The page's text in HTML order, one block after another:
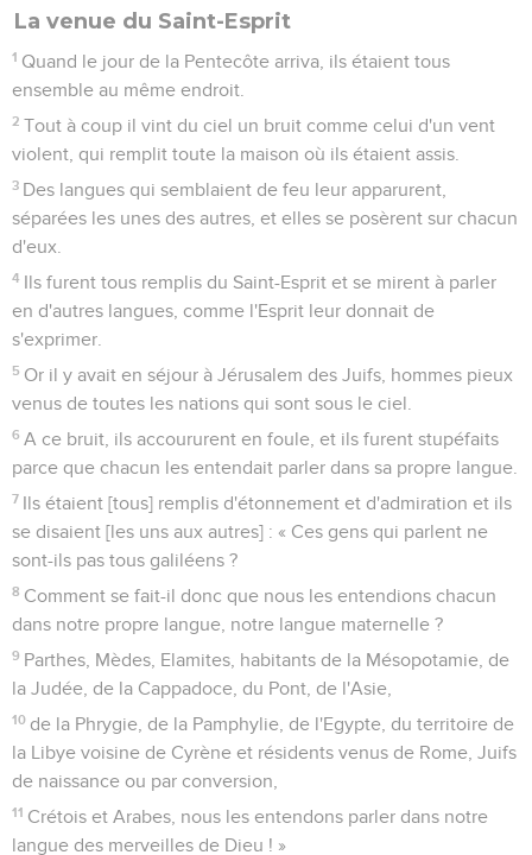
La venue du Saint-Esprit
1 Quand le jour de la Pentecôte arriva, ils étaient tous
ensemble au même endroit.
2 Tout à coup il vint du ciel un bruit comme celui d'un vent
violent, qui remplit toute la maison où ils étaient assis.
3 Des langues qui semblaient de feu leur apparurent,
séparées les unes des autres, et elles se posèrent sur chacun
d'eux.
4 Ils furent tous remplis du Saint-Esprit et se mirent à parler
en d'autres langues, comme l'Esprit leur donnait de
s'exprimer.
5 Or il y avait en séjour à Jérusalem des Juifs, hommes pieux
venus de toutes les nations qui sont sous le ciel.
6 A ce bruit, ils accoururent en foule, et ils furent stupéfaits
parce que chacun les entendait parler dans sa propre langue.
7 Ils étaient [tous] remplis d'étonnement et d'admiration et ils
se disaient [les uns aux autres] : « Ces gens qui parlent ne
sont-ils pas tous galiléens ?
8 Comment se fait-il donc que nous les entendions chacun
dans notre propre langue, notre langue maternelle ?
9 Parthes, Mèdes, Elamites, habitants de la Mésopotamie, de
la Judée, de la Cappadoce, du Pont, de l'Asie,
10 de la Phrygie, de la Pamphylie, de l'Egypte, du territoire de
la Libye voisine de Cyrène et résidents venus de Rome, Juifs
de naissance ou par conversion,
11 Crétois et Arabes, nous les entendons parler dans notre
langue des merveilles de Dieu ! »